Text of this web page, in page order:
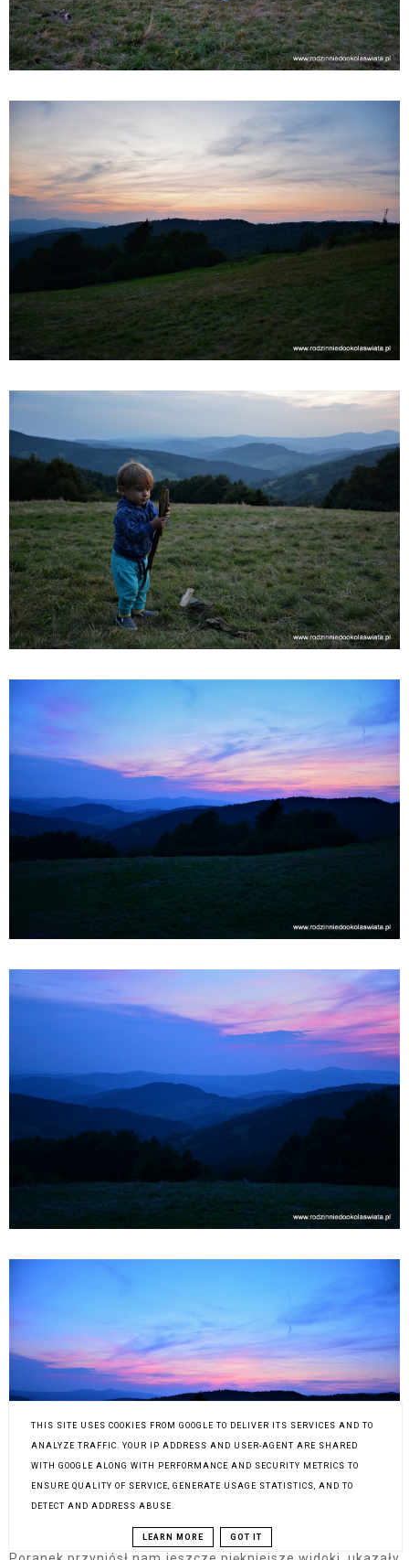
THIS SITE USES COOKIES FROM GOOGLE TO DELIVER ITS SERVICES AND TO
ANALYZE TRAFFIC. YOUR IP ADDRESS AND USER-AGENT ARE SHARED
WITH GOOGLE ALONG WITH PERFORMANCE AND SECURITY METRICS TO
ENSURE QUALITY OF SERVICE, GENERATE USAGE STATISTICS, AND TO
DETECT AND ADDRESS ABUSE.
LEARN MORE GOT IT